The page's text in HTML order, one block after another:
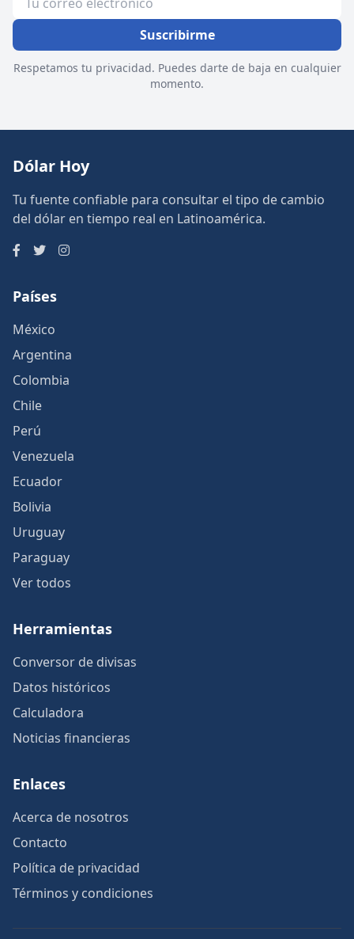
Suscribirme
Respetamos tu privacidad. Puedes darte de baja en cualquier
momento.
Dólar Hoy
Tu fuente confiable para consultar el tipo de cambio
del dólar en tiempo real en Latinoamérica.
Países
México
Argentina
Colombia
Chile
Perú
Venezuela
Ecuador
Bolivia
Uruguay
Paraguay
Ver todos
Herramientas
Conversor de divisas
Datos históricos
Calculadora
Noticias financieras
Enlaces
Acerca de nosotros
Contacto
Política de privacidad
Términos y condiciones